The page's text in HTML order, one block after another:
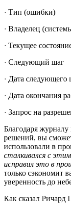
· Тип (ошибки)
· Владелец
· Текущее
· Следующий шаг
· Дата следующего
· Дата окончания
· Запрос на
Благодаря
решений, вы
использовали в
сталкивался с
исправил это в
только сэкономит
уверенность до
Как сказал Ричард